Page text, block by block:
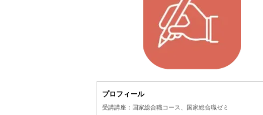
プロフィール
受講講座：国家総合職コース、国家総合職ゼミ